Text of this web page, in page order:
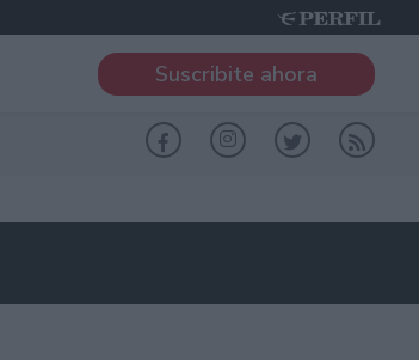
Suscribite ahora